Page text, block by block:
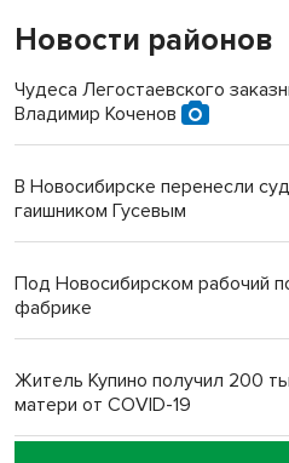
Новости районов
Чудеса Легостаевского
Владимир Коченов
В Новосибирске перенесли
гаишником Гусевым
Под Новосибирском рабочий
фабрике
Житель Купино получил 200
матери от COVID-19